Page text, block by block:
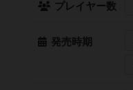
プレイヤー数
発売時期